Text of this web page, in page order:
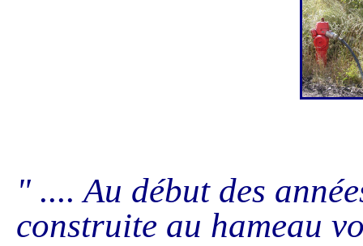
" .... Au début des
construite au hameau